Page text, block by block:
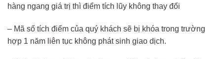
hàng ngang giá trị thì điểm tích lũy không thay đổi
– Mã số tích điểm của quý khách sẽ bị khóa trong trường
hợp 1 năm liên tục không phát sinh giao dịch.